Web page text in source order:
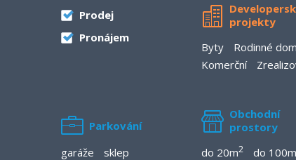
Parkování
garáže
sklep
projekty
Byty
Rodinné
Komerční
Obchodní
prostory
do 20m2 do 100m
Prodej
Pronájem